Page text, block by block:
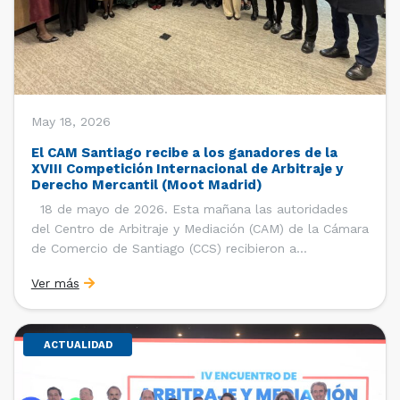
May 18, 2026
El CAM Santiago recibe a los ganadores de la
XVIII Competición Internacional de Arbitraje y
Derecho Mercantil (Moot Madrid)
18 de mayo de 2026. Esta mañana las autoridades
del Centro de Arbitraje y Mediación (CAM) de la Cámara
de Comercio de Santiago (CCS) recibieron a
Facultad de Derecho de la Universidad de Chile que se
consagró como ganador de la […]
Ver más
ACTUALIDAD